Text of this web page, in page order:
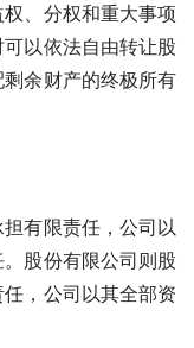
、分权和重大事项
以依法自由转让股
余财产的终极所有
有限责任，公司以
股份有限公司则股
，公司以其全部资